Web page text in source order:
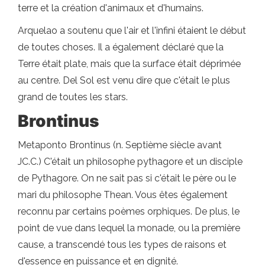
terre et la création d'animaux et d'humains.
Arquelao a soutenu que l'air et l'infini étaient le début
de toutes choses. Il a également déclaré que la
Terre était plate, mais que la surface était déprimée
au centre. Del Sol est venu dire que c'était le plus
grand de toutes les stars.
Brontinus
Metaponto Brontinus (n. Septième siècle avant
JC.C.) C'était un philosophe pythagore et un disciple
de Pythagore. On ne sait pas si c'était le père ou le
mari du philosophe Thean. Vous êtes également
reconnu par certains poèmes orphiques. De plus, le
point de vue dans lequel la monade, ou la première
cause, a transcendé tous les types de raisons et
d'essence en puissance et en dignité.